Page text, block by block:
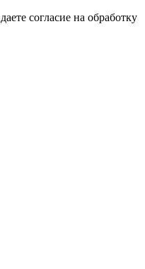
согласие на обработку